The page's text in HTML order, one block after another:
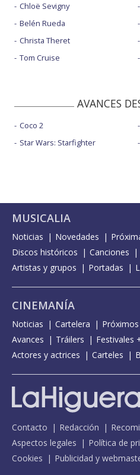
Chloë Sevigny
Belén Rueda
Christa Theret
Tom Cruise
AVANCES
Coco 2
Star Wars: Starfighter
MUSICALIA
Noticias Novedades
Discos históricos
Canciones
Artistas y grupos
Portadas
CINEMANÍA
Noticias Cartelera
Avances
Tráilers
Festivales
Actores y actrices
Carteles
Contacto Redacción
Aspectos legales
Política de
Cookies
Publicidad y